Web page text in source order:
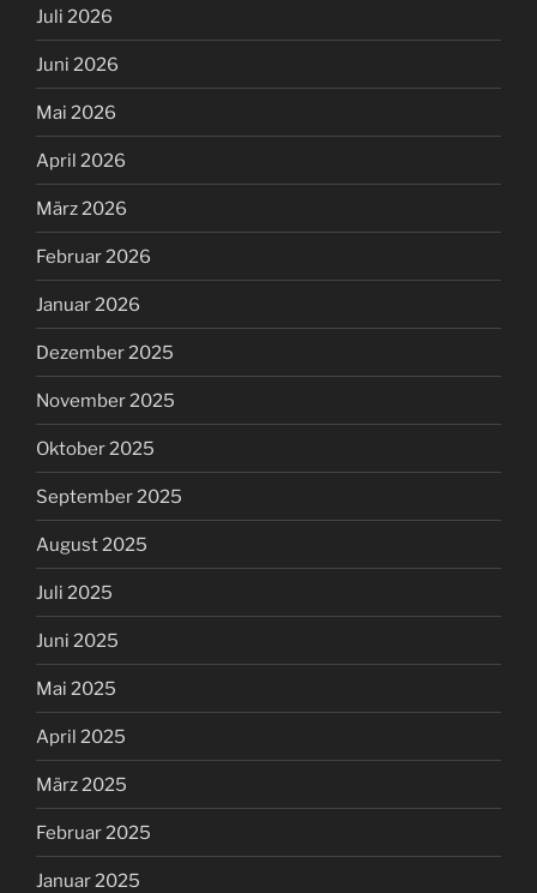
Juli 2026
Juni 2026
Mai 2026
April 2026
März 2026
Februar 2026
Januar 2026
Dezember 2025
November 2025
Oktober 2025
September 2025
August 2025
Juli 2025
Juni 2025
Mai 2025
April 2025
März 2025
Februar 2025
Januar 2025